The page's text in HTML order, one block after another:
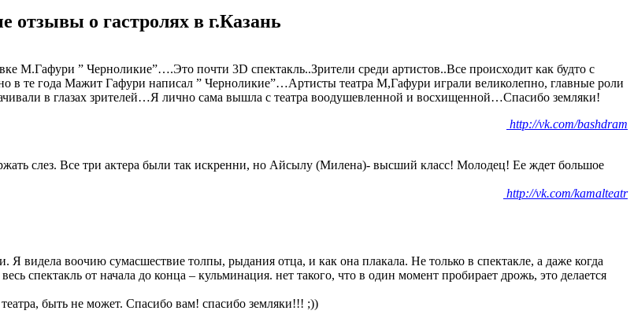
отзывы о гастролях в г.Казань
М.Гафури ” Черноликие”….Это почти 3D спектакль..Зрители среди артистов..Все происходит как будто с
в те года Мажит Гафури написал ” Черноликие”…Артисты театра М,Гафури играли великолепно, главные роли
в глазах зрителей…Я лично сама вышла с театра воодушевленной и восхищенной…Спасибо земляки!
http://vk.com/bashdram
слез. Все три актера были так искренни, но Айсылу (Милена)- высший класс! Молодец! Ее ждет большое
http://vk.com/kamalteatr
Я видела воочию сумасшествие толпы, рыдания отца, и как она плакала. Не только в спектакле, а даже когда
спектакль от начала до конца – кульминация. нет такого, что в один момент пробирает дрожь, это делается
быть не может. Спасибо вам! спасибо земляки!!! ;))